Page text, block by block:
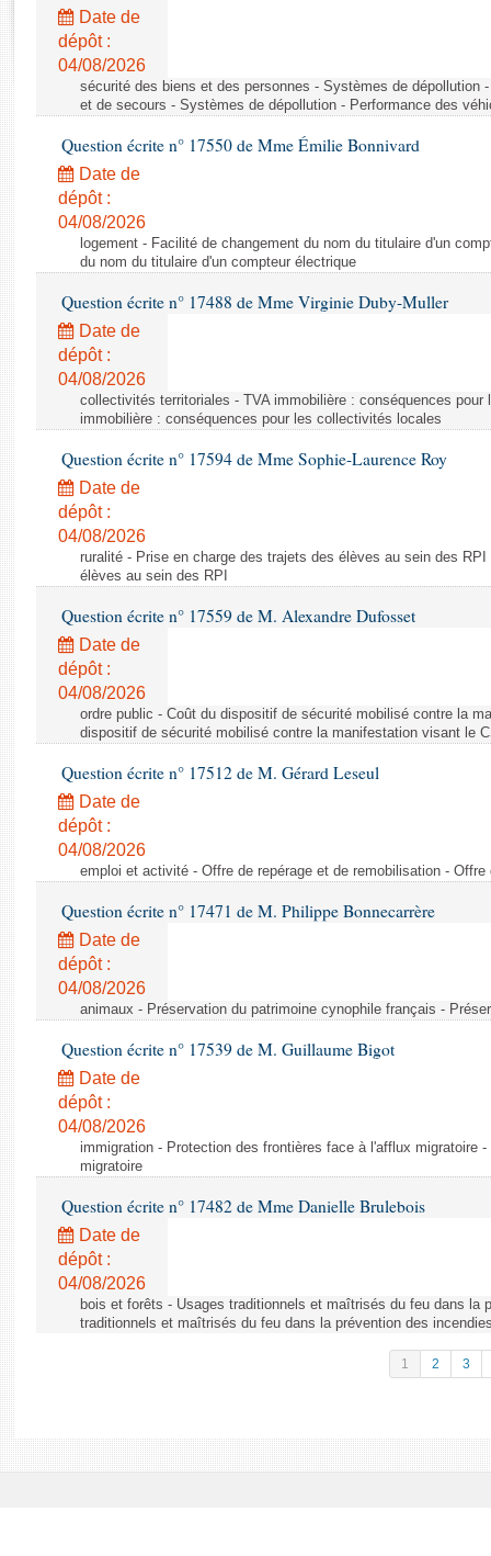
Rapports législatifs
Rapports sur l'application des lois
Baromètre de l’application des lois
Dossiers législatifs
Budget et sécurité sociale
Questions écrites et orales
Comptes rendus des débats
Date de
dépôt :
04/08/2026
sécurité des biens et des personnes - Systèmes de dépollution
et de secours - Systèmes de dépollution - Performance des
Question écrite n° 17550 de Mme Émilie Bonnivard
Date de
dépôt :
04/08/2026
logement - Facilité de changement du nom du titulaire d'un
du nom du titulaire d'un compteur électrique
Question écrite n° 17488 de Mme Virginie Duby-Muller
Date de
dépôt :
04/08/2026
collectivités territoriales - TVA immobilière : conséquences
immobilière : conséquences pour les collectivités locales
Question écrite n° 17594 de Mme Sophie-Laurence Roy
Date de
dépôt :
04/08/2026
ruralité - Prise en charge des trajets des élèves au sein des
élèves au sein des RPI
Question écrite n° 17559 de M. Alexandre Dufosset
Date de
dépôt :
04/08/2026
ordre public - Coût du dispositif de sécurité mobilisé contre la
dispositif de sécurité mobilisé contre la manifestation visant le
Question écrite n° 17512 de M. Gérard Leseul
Date de
dépôt :
04/08/2026
emploi et activité - Offre de repérage et de remobilisation -
Question écrite n° 17471 de M. Philippe Bonnecarrère
Date de
dépôt :
04/08/2026
animaux - Préservation du patrimoine cynophile français -
Question écrite n° 17539 de M. Guillaume Bigot
Date de
dépôt :
04/08/2026
immigration - Protection des frontières face à l'afflux migratoire
migratoire
Question écrite n° 17482 de Mme Danielle Brulebois
Date de
dépôt :
04/08/2026
bois et forêts - Usages traditionnels et maîtrisés du feu dans la
traditionnels et maîtrisés du feu dans la prévention des
1 2 3